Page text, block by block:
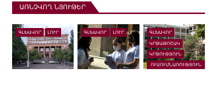
ԱՌՆՉՎՈՂ ՆՅՈՒԹԵՐ
ԳԼԽԱՎՈՐ ԼՈՒՐ ԳԼԽԱՎՈՐ ԼՈՒՐ ԳԼԽԱՎՈՐ
ԿՐԹԱԹՈՇԱԿ
ԿՐԹՈՒԹՅՈՒՆ
ՈՒՍՈՒՄՆԱՌՈՒԹՅՈՒՆ